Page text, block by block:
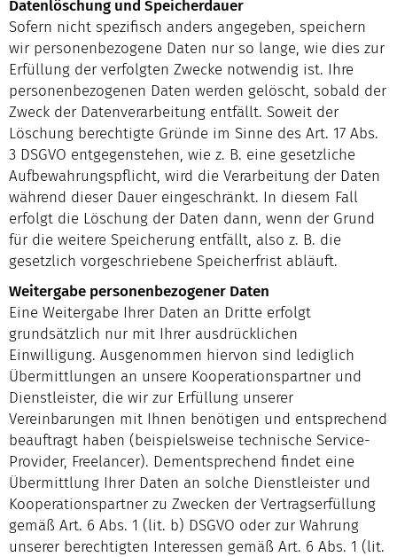
Datenlöschung und Speicherdauer
Sofern nicht spezifisch anders angegeben, speichern
wir personenbezogene Daten nur so lange, wie dies zur
Erfüllung der verfolgten Zwecke notwendig ist. Ihre
personenbezogenen Daten werden gelöscht, sobald der
Zweck der Datenverarbeitung entfällt. Soweit der
Löschung berechtigte Gründe im Sinne des Art. 17 Abs.
3 DSGVO entgegenstehen, wie z. B. eine gesetzliche
Aufbewahrungspflicht, wird die Verarbeitung der Daten
während dieser Dauer eingeschränkt. In diesem Fall
erfolgt die Löschung der Daten dann, wenn der Grund
für die weitere Speicherung entfällt, also z. B. die
gesetzlich vorgeschriebene Speicherfrist abläuft.
Weitergabe personenbezogener Daten
Eine Weitergabe Ihrer Daten an Dritte erfolgt
grundsätzlich nur mit Ihrer ausdrücklichen
Einwilligung. Ausgenommen hiervon sind lediglich
Übermittlungen an unsere Kooperationspartner und
Dienstleister, die wir zur Erfüllung unserer
Vereinbarungen mit Ihnen benötigen und entsprechend
beauftragt haben (beispielsweise technische Service-
Provider, Freelancer). Dementsprechend findet eine
Übermittlung Ihrer Daten an solche Dienstleister und
Kooperationspartner zu Zwecken der Vertragserfüllung
gemäß Art. 6 Abs. 1 (lit. b) DSGVO oder zur Wahrung
unserer berechtigten Interessen gemäß Art. 6 Abs. 1 (lit.